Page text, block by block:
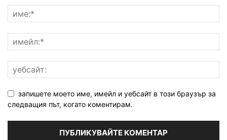
запишете моето име, имейл и уебсайт в този браузър за
следващия път, когато коментирам.